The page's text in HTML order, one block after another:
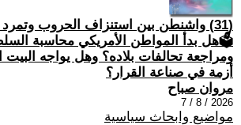
(31) واشنطن بين استنزاف الحروب
🗳هل بدأ المواطن الأمريكي محاسبة
ومراجعة تحالفات بلاده؟ وهل يواجه البيت
أزمة في صناعة القرار؟
مروان صباح
2026 / 8 / 7
مواضيع وابحاث سياسية